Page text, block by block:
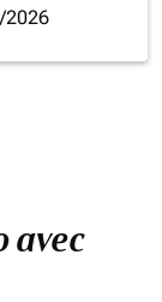
2026
avec